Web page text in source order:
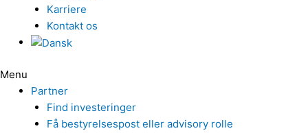
Karriere
Kontakt os
Menu
Partner
Find investeringer
Få bestyrelsespost eller advisory rolle